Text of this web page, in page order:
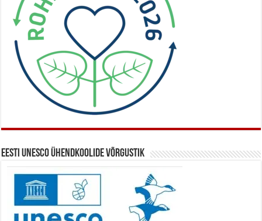
Eesti UNESCO ühendkoolide võrgustik